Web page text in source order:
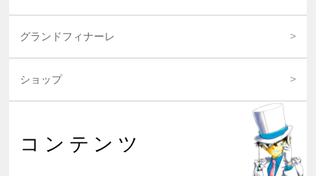
グランドフィナーレ
ショップ
コンテンツ